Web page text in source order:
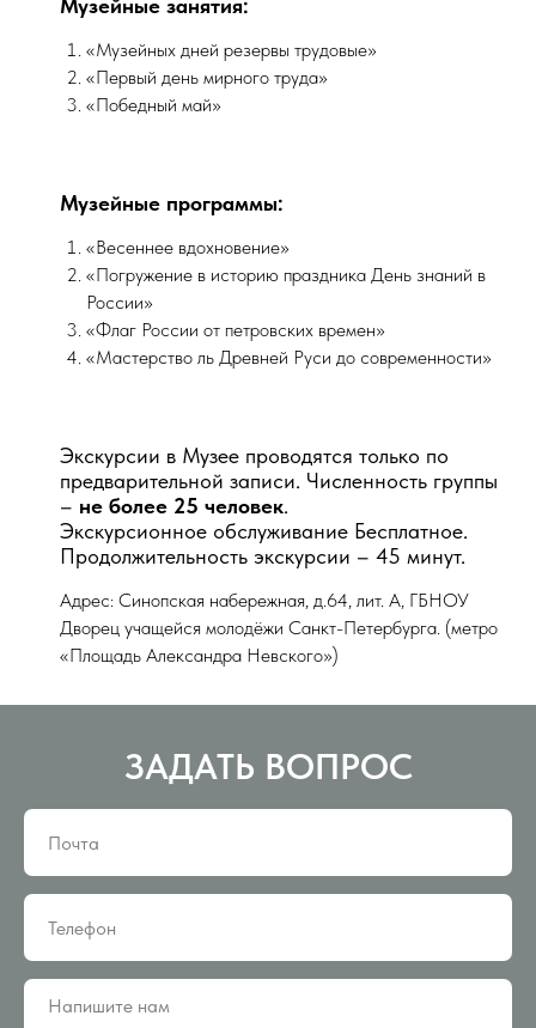
Музейные занятия:
«Музейных дней резервы трудовые»
«Первый день мирного труда»
«Победный май»
Музейные программы:
«Весеннее вдохновение»
«Погружение в историю праздника День знаний в
России»
«Флаг России от петровских времен»
«Мастерство ль Древней Руси до современности»
Экскурсии в Музее проводятся только по
предварительной записи. Численность группы
– не более 25 человек.
Экскурсионное обслуживание Бесплатное.
Продолжительность экскурсии – 45 минут.
Адрес: Синопская набережная, д.64, лит. А, ГБНОУ
Дворец учащейся молодёжи Санкт-Петербурга. (метро
«Площадь Александра Невского»)
ЗАДАТЬ ВОПРОС